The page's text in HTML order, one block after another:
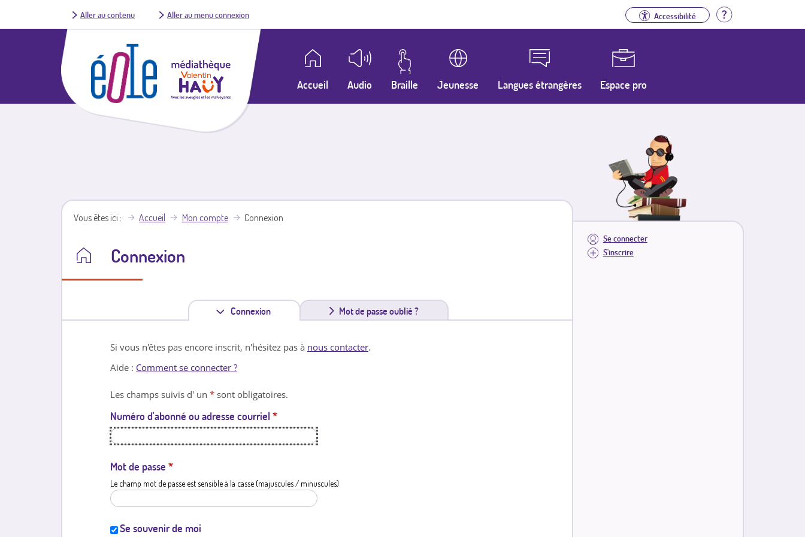
Aller au contenu Aller au menu connexion Accessibilité Aide
Accueil Audio Braille Jeunesse Langues étrangères Espace pro
Se connecter
S'inscrire
Vous êtes ici Accueil Mon compte Connexion
Connexion
Connexion
n
l
e
Mot de passe oublié ?
Si vous n'êtes pas encore inscrit, n'hésitez pas à nous contacter.
Aide : Comment se connecter ?
Les champs suivis d' un * sont obligatoires.
Numéro d'abonné ou adresse courriel *
Mot de passe *
Le champ mot de passe est sensible à la casse (majuscules / minuscules)
Se souvenir de moi